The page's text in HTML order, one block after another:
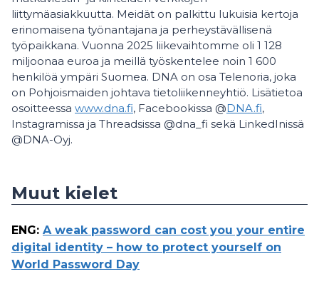
liittymäasiakkuutta. Meidät on palkittu lukuisia kertoja
erinomaisena työnantajana ja perheystävällisenä
työpaikkana. Vuonna 2025 liikevaihtomme oli 1 128
miljoonaa euroa ja meillä työskentelee noin 1 600
henkilöä ympäri Suomea. DNA on osa Telenoria, joka
on Pohjoismaiden johtava tietoliikenneyhtiö. Lisätietoa
osoitteessa www.dna.fi, Facebookissa @DNA.fi,
Instagramissa ja Threadsissa @dna_fi sekä LinkedInissä
@DNA-Oyj.
Muut kielet
ENG: A weak password can cost you your entire
digital identity – how to protect yourself on
World Password Day